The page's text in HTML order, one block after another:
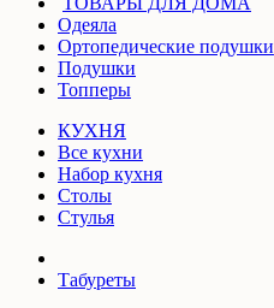
Одеяла
Ортопедические подушки
Подушки
Топперы
КУХНЯ
Все кухни
Набор кухня
Столы
Стулья
Табуреты